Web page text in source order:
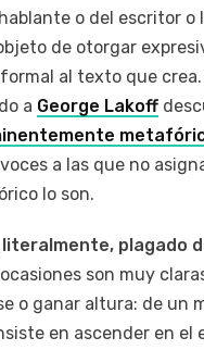
o del escritor o
de otorgar
al texto que crea.
a George Lakoff
a las que no
lo son.
plagado
son muy
o ganar altura: de un
en ascender en el